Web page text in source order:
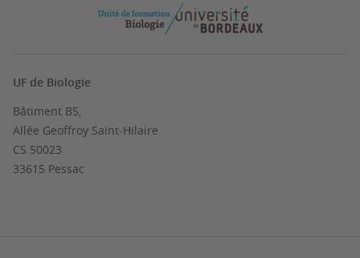
UF de Biologie
Bâtiment B5,
Allée Geoffroy Saint-Hilaire
CS 50023
33615 Pessac